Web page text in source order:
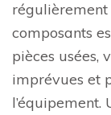
régulièrement
composants
pièces usées,
imprévues et